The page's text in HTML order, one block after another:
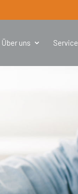
Über uns Service